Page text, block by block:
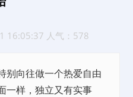
16:05:37 人气：578
向往做一个热爱自由
一样，独立又有实事